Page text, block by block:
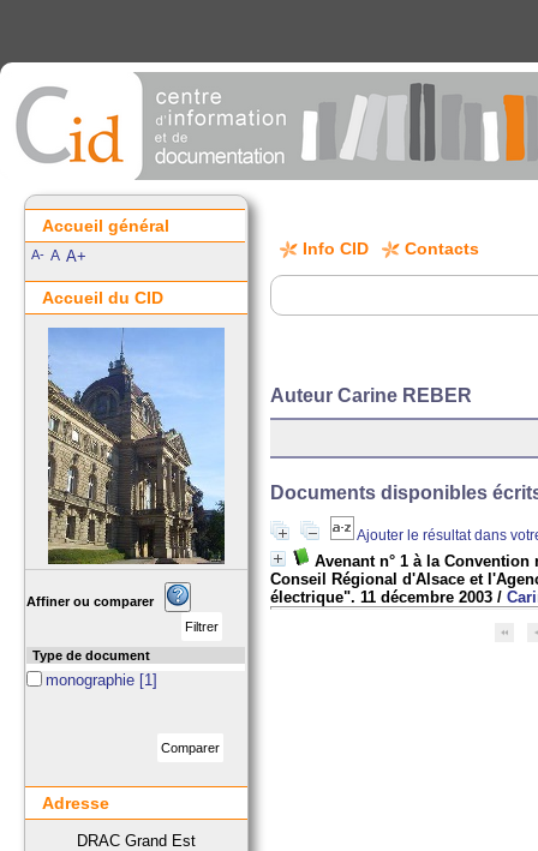
Info CID Contacts
Auteur Carine REBER
Documents disponibles
Ajouter le résultat dans
Avenant n° 1 à la Convention
Conseil Régional d'Alsace et
électrique". 11 décembre 2003 /
Accueil général
A- A A+
Accueil du CID
Affiner ou comparer
Type de document
monographie [1]
Adresse
DRAC Grand Est